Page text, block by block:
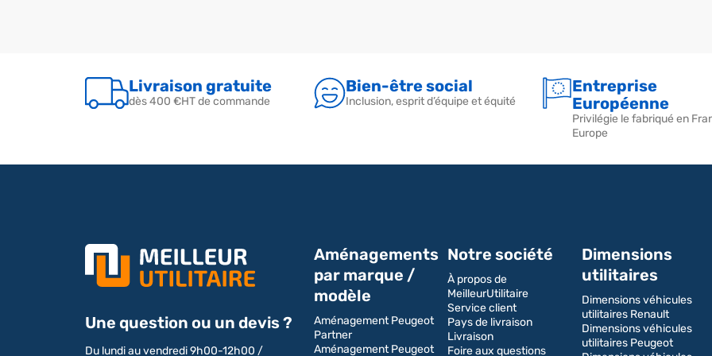
Livraison gratuite
dès 400 €HT de commande
Bien-être social
Inclusion, esprit d’équipe et équité
Entreprise
Européenne
Privilégie le fabriqué en
Europe
Une question ou un devis ?
Du lundi au vendredi 9h00-12h00 /
Aménagements
par marque /
modèle
Aménagement Peugeot
Partner
Aménagement Peugeot
Notre société
À propos de
MeilleurUtilitaire
Service client
Pays de livraison
Livraison
Foire aux questions
Dimensions
utilitaires
Dimensions véhicules
utilitaires Renault
Dimensions véhicules
utilitaires Peugeot